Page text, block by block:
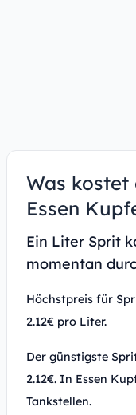
Was
Essen
Ein Liter Sprit
momentan
Höchstpreis für
2.12€ pro Liter.
Der günstigste
2.12€. In Essen
Tankstellen.